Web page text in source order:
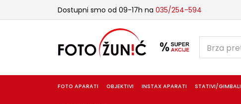
Dostupni smo od 09-17h na 035/254-594
FOTO APARATI OBJEKTIVI INSTAX APARATI STATIVI/GIMBALI